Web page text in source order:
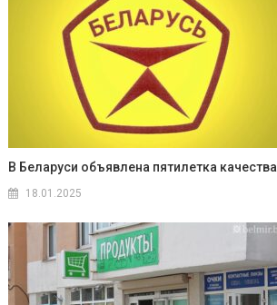
В Беларуси объявлена пятилетка качества
18.01.2025